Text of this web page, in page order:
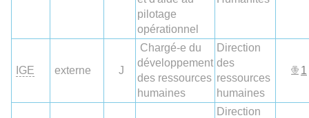
pilotage
opérationnel
IGE externe J
Chargé-e du
développement
des ressources
humaines
Direction
des
ressources
humaines
1
Direction